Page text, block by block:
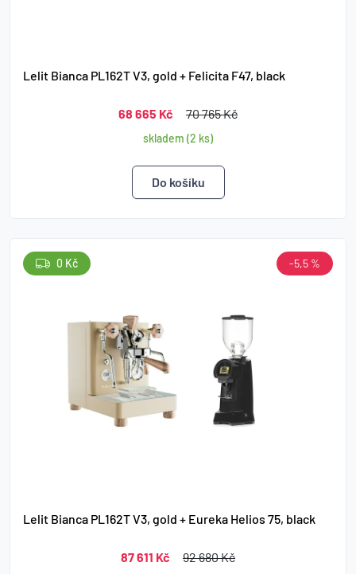
Lelit Bianca PL162T V3, gold + Felicita F47, black
68 665 Kč 70 765 Kč
skladem (2 ks)
Lelit Bianca PL162T V3, gold + Eureka Helios 75, black
87 611 Kč 92 680 Kč
0 Kč -5,5 %